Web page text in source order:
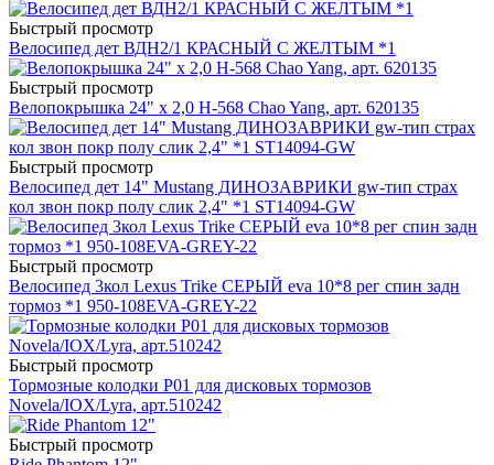
Быстрый просмотр
Велосипед дет ВДН2/1 КРАСНЫЙ С ЖЕЛТЫМ *1
Быстрый просмотр
Велопокрышка 24" х 2,0 H-568 Chao Yang, арт. 620135
Быстрый просмотр
Велосипед дет 14" Mustang ДИНОЗАВРИКИ gw-тип страх
кол звон покр полу слик 2,4" *1 ST14094-GW
Быстрый просмотр
Велосипед 3кол Lexus Trike СЕРЫЙ eva 10*8 рег спин задн
тормоз *1 950-108EVA-GREY-22
Быстрый просмотр
Тормозные колодки P01 для дисковых тормозов
Novela/IOX/Lyra, арт.510242
Быстрый просмотр